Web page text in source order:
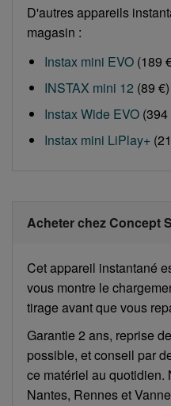
D'autres appareils
magasin :
Instax mini EVO (189
INSTAX mini 12 (89 €)
Instax Wide EVO (394
Instax mini LiPlay+
Acheter chez Concept
Cet appareil instantané
vous montre le
tirage avant que vous
Garantie 2 ans, reprise
possible, et conseil par
ce matériel au quotidien.
Nantes, Rennes et